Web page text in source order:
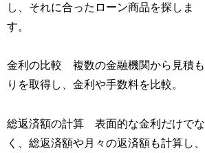
し、それに合ったローン商品を探しま
す。
金利の比較 複数の金融機関から見積も
りを取得し、金利や手数料を比較。
総返済額の計算 表面的な金利だけでな
く、総返済額や月々の返済額も計算し、